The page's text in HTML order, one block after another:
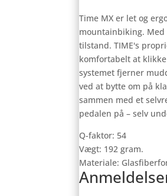
Time MX er let og
mountainbiking.
tilstand. TIME's
komfortabelt at klikke
systemet fjerner
ved at bytte om på
sammen med et
pedalen på – selv
Q-faktor: 54
Vægt: 192 gram.
Materiale: